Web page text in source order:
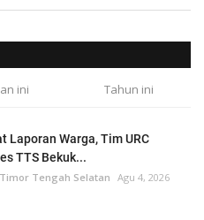
ini Tahun ini
Laporan Warga, Tim URC
TTS Bekuk...
Tengah Selatan
Agu 4, 2026